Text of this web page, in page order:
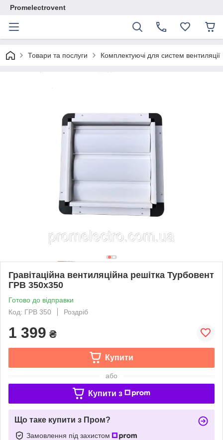
Promelectrovent
Товари та послуги Комплектуючі для систем вентиляції
Гравітаційна вентиляційна решітка Турбовент
ГРВ 350х350
Готово до відправки
Код: ГРВ 350
Роздріб
1 399 ₴
Купити
або
Купити з
Що таке купити з Пром?
Замовлення під захистом